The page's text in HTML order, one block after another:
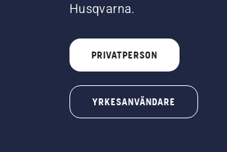
Husqvarna.
PRIVATPERSON
YRKESANVÄNDARE